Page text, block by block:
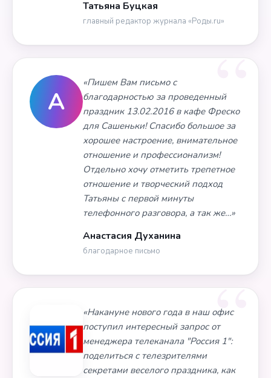
Татьяна Буцкая
главный редактор журнала «Роды.ru»
А
«Пишем Вам письмо с
благодарностью за проведенный
праздник 13.02.2016 в кафе Фреско
для Сашеньки! Спасибо большое за
хорошее настроение, внимательное
отношение и профессионализм!
Отдельно хочу отметить трепетное
отношение и творческий подход
Татьяны с первой минуты
телефонного разговора, а так же…»
Анастасия Духанина
благодарное письмо
«Накануне нового года в наш офис
поступил интересный запрос от
менеджера телеканала "Россия 1":
поделиться с телезрителями
секретами веселого праздника, как